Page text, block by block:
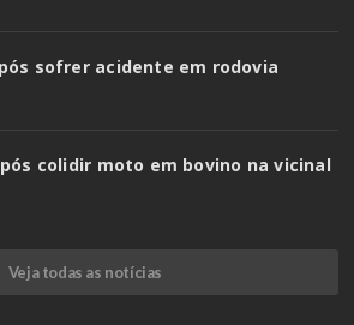
sofrer acidente em rodovia
colidir moto em bovino na vicinal
Veja todas as notícias